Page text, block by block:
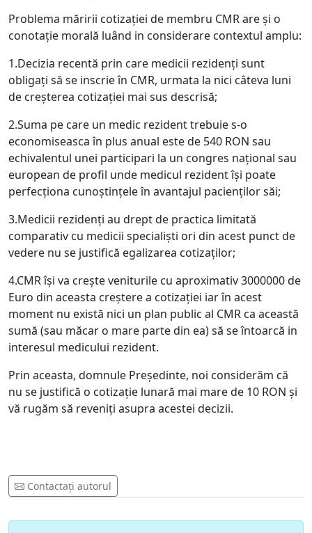
Problema măririi cotizației de membru CMR are și o
conotație morală luând in considerare contextul amplu:
1.Decizia recentă prin care medicii rezidenți sunt
obligați să se inscrie în CMR, urmata la nici câteva luni
de creșterea cotizației mai sus descrisă;
2.Suma pe care un medic rezident trebuie s-o
economiseasca în plus anual este de 540 RON sau
echivalentul unei participari la un congres național sau
european de profil unde medicul rezident își poate
perfecționa cunoștințele în avantajul pacienților săi;
3.Medicii rezidenți au drept de practica limitată
comparativ cu medicii specialiști ori din acest punct de
vedere nu se justifică egalizarea cotizaților;
4.CMR își va crește veniturile cu aproximativ 3000000 de
Euro din aceasta creștere a cotizației iar în acest
moment nu există nici un plan public al CMR ca această
sumă (sau măcar o mare parte din ea) să se întoarcă in
interesul medicului rezident.
Prin aceasta, domnule Președinte, noi considerăm că
nu se justifică o cotizație lunară mai mare de 10 RON și
vă rugăm să reveniți asupra acestei decizii.
Contactați autorul